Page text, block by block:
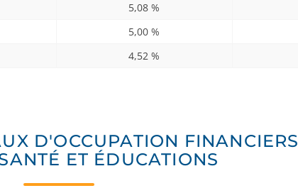
5,08 %
5,00 %
4,52 %
D'OCCUPATION FINANCIERS
ET ÉDUCATIONS